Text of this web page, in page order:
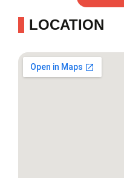
LOCATION